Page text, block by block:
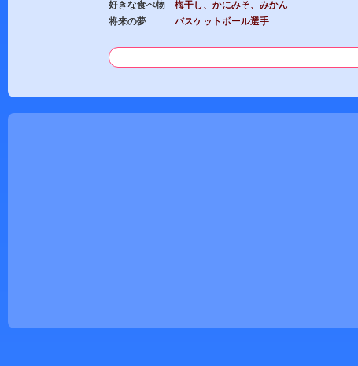
好きな食べ物
梅干し、かにみそ、みかん
将来の夢
バスケットボール選手